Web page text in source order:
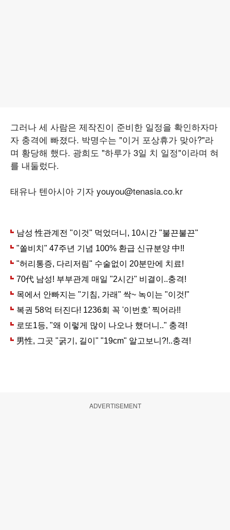
그러나 세 사람은 제작진이 준비한 일정을 확인하자마
자 충격에 빠졌다. 박명수는 "이거 포상휴가 맞아?"라
며 황당해 했다. 광희도 "하루가 3일 치 일정"이라며 혀
를 내둘렀다.
태유나 텐아시아 기자 youyou@tenasia.co.kr
ADVERTISEMENT